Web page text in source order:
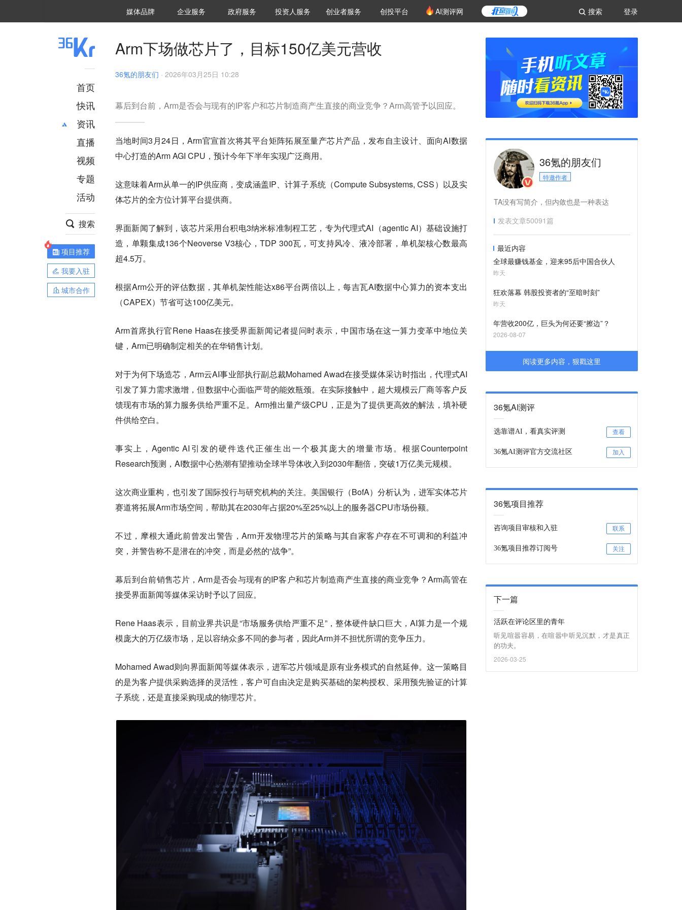
登录
搜索
媒体品牌 36Kr研究院
企业服务 城市之窗
政府服务 VClub投资机构库
投资机构职位推介
投资人服务 创投氪堂
创业者服务 创投平台 AI测评网
首页
快讯
资讯
推荐
财经
项目推荐
安徽
直播
视频
专题
活动
搜索
项目推荐
我要入驻
城市合作
Arm下场做芯片了，目标150亿美元营收
36氪的朋友们 · 2026年03月25日 10:28
幕后到台前，Arm是否会与现有的IP客户和芯片制造商产生直接的商业竞争？Arm高管予以回应。
当地时间3月24日，Arm官宣首次将其平台矩阵拓展至量产芯片产品，发布自主设计、面向AI数据
中心打造的Arm AGI CPU，预计今年下半年实现广泛商用。
这意味着Arm从单一的IP供应商，变成涵盖IP、计算子系统（Compute Subsystems, CSS）以及实
体芯片的全方位计算平台提供商。
界面新闻了解到，该芯片采用台积电3纳米标准制程工艺，专为代理式AI（agentic AI）基础设施打
造，单颗集成136个Neoverse V3核心，TDP 300瓦，可支持风冷、液冷部署，单机架核心数最高
超4.5万。
根据Arm公开的评估数据，其单机架性能达x86平台两倍以上，每吉瓦AI数据中心算力的资本支出
（CAPEX）节省可达100亿美元。
Arm首席执行官Rene Haas在接受界面新闻记者提问时表示，中国市场在这一算力变革中地位关
键，Arm已明确制定相关的在华销售计划。
对于为何下场造芯，Arm云AI事业部执行副总裁Mohamed Awad在接受媒体采访时指出，代理式AI
引发了算力需求激增，但数据中心面临严苛的能效瓶颈。在实际接触中，超大规模云厂商等客户反
馈现有市场的算力服务供给严重不足。Arm推出量产级CPU，正是为了提供更高效的解法，填补硬
件供给空白。
事实上，Agentic AI引发的硬件迭代正催生出一个极其庞大的增量市场。根据Counterpoint
Research预测，AI数据中心热潮有望推动全球半导体收入到2030年翻倍，突破1万亿美元规模。
这次商业重构，也引发了国际投行与研究机构的关注。美国银行（BofA）分析认为，进军实体芯片
赛道将拓展Arm市场空间，帮助其在2030年占据20%至25%以上的服务器CPU市场份额。
不过，摩根大通此前曾发出警告，Arm开发物理芯片的策略与其自家客户存在不可调和的利益冲
突，并警告称不是潜在的冲突，而是必然的“战争”。
幕后到台前销售芯片，Arm是否会与现有的IP客户和芯片制造商产生直接的商业竞争？Arm高管在
接受界面新闻等媒体采访时予以了回应。
Rene Haas表示，目前业界共识是“市场服务供给严重不足”，整体硬件缺口巨大，AI算力是一个规
模庞大的万亿级市场，足以容纳众多不同的参与者，因此Arm并不担忧所谓的竞争压力。
Mohamed Awad则向界面新闻等媒体表示，进军芯片领域是原有业务模式的自然延伸。这一策略目
的是为客户提供采购选择的灵活性，客户可自由决定是购买基础的架构授权、采用预先验证的计算
子系统，还是直接采购现成的物理芯片。
36氪的朋友们
特邀作者
TA没有写简介，但内敛也是一种表达
发表文章50091篇
最近内容
全球最赚钱基金，迎来95后中国合伙人
昨天
狂欢落幕 韩股投资者的“至暗时刻”
昨天
年营收200亿，巨头为何还要“擦边”？
2026-08-07
阅读更多内容，狠戳这里
36氪AI测评
选靠谱AI，看真实评测 查看
36氪AI测评官方交流社区 加入
36氪项目推荐
咨询项目审核和入驻 联系
36氪项目推荐订阅号 关注
下一篇
活跃在评论区里的青年
听见喧嚣容易，在喧嚣中听见沉默，才是真正
的功夫。
2026-03-25